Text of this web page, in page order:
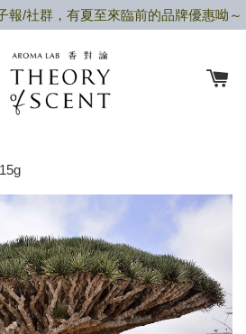
報/社群，有夏至來臨前的品牌優惠呦～